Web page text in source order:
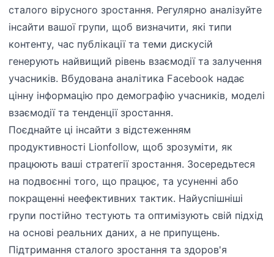
сталого вірусного зростання. Регулярно аналізуйте
інсайти вашої групи, щоб визначити, які типи
контенту, час публікації та теми дискусій
генерують найвищий рівень взаємодії та залучення
учасників. Вбудована аналітика Facebook надає
цінну інформацію про демографію учасників, моделі
взаємодії та тенденції зростання.
Поєднайте ці інсайти з відстеженням
продуктивності Lionfollow, щоб зрозуміти, як
працюють ваші стратегії зростання. Зосередьтеся
на подвоєнні того, що працює, та усуненні або
покращенні неефективних тактик. Найуспішніші
групи постійно тестують та оптимізують свій підхід
на основі реальних даних, а не припущень.
Підтримання сталого зростання та здоров'я